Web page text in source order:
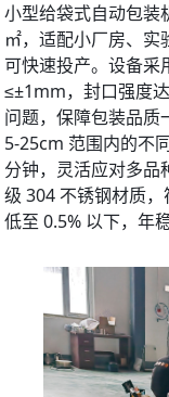
小型给袋式自动包装
㎡，适配小厂房、实
可快速投产。设备采
≤±1mm，封口强度
问题，保障包装品质
5-25cm 范围内的不
分钟，灵活应对多品
级 304 不锈钢材质
低至 0.5% 以下，年